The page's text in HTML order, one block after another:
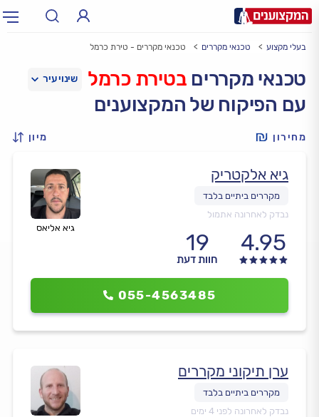
עירעיר: תל אביב, חיפה…
בעלי מקצוע טכנאי מקררים טכנאי מקררים - טירת כרמל
טכנאי מקררים בטירת כרמל
עם הפיקוח של המקצוענים
מחירון מיון
גיא אליאס
גיא אלקטריק
נבדק לאחרונה אתמול
4.95
19
חוות דעת
055-4563485
ערן תיקוני מקררים
נבדק לאחרונה לפני 4 ימים